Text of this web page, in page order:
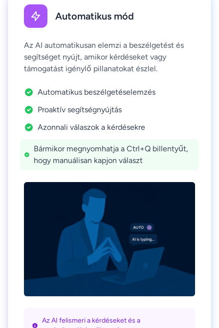
Automatikus mód
Az AI automatikusan elemzi a beszélgetést és
segítséget nyújt, amikor kérdéseket vagy
támogatást igénylő pillanatokat észlel.
Automatikus beszélgetéselemzés
Proaktív segítségnyújtás
Azonnali válaszok a kérdésekre
Bármikor megnyomhatja a Ctrl+Q billentyűt,
hogy manuálisan kapjon választ
Az AI felismeri a kérdéseket és a